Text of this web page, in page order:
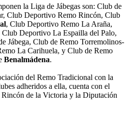
la Liga de Jábegas son: Club de
Club Deportivo Remo Rincón, Club
, Club Deportivo Remo La Araña,
Deportivo La Espailla del Palo,
Jábega, Club de Remo Torremolinos-
La Carihuela, y Club de Remo
Benalmádena.
del Remo Tradicional con la
adheridos a ella, cuenta con el
de la Victoria y la Diputación